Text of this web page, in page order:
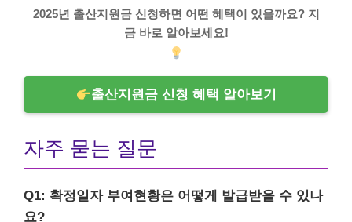
2025년 출산지원금 신청하면 어떤 혜택이 있을까요? 지
금 바로 알아보세요!
출산지원금 신청 혜택 알아보기
자주 묻는 질문
Q1: 확정일자 부여현황은 어떻게 발급받을 수 있나
요?